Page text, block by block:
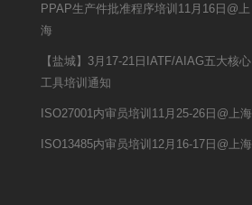
PPAP生产件批准程序培训11月16日@上
海
【盐城】3月17-21日IATF/AIAG五大核心
工具培训通知
ISO27001内审员培训11月25-26日@上海
ISO13485内审员培训12月16-17日@上海